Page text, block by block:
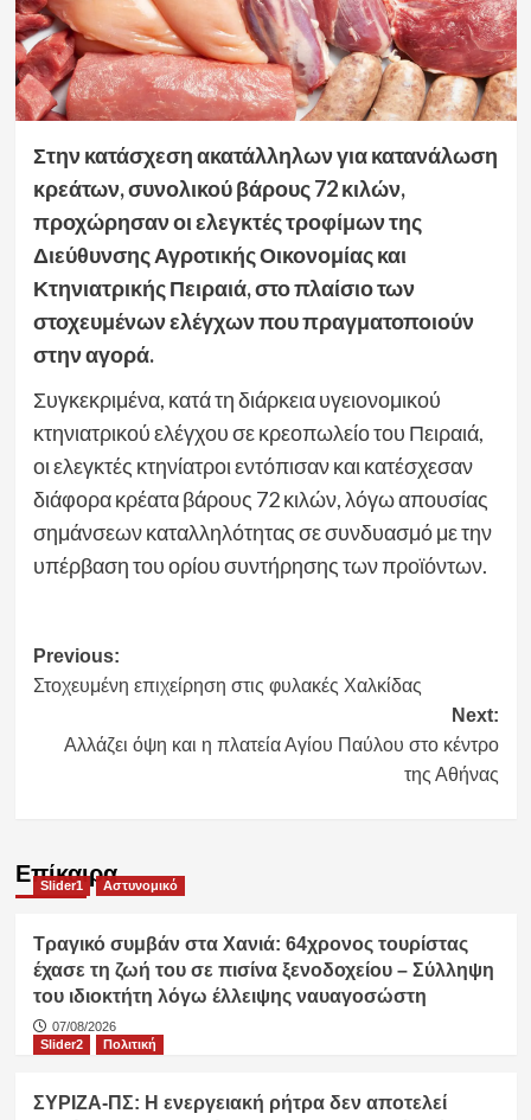
Στην κατάσχεση ακατάλληλων για κατανάλωση
κρεάτων, συνολικού βάρους 72 κιλών,
προχώρησαν οι ελεγκτές τροφίμων της
Διεύθυνσης Αγροτικής Οικονομίας και
Κτηνιατρικής Πειραιά, στο πλαίσιο των
στοχευμένων ελέγχων που πραγματοποιούν
στην αγορά.
Συγκεκριμένα, κατά τη διάρκεια υγειονομικού
κτηνιατρικού ελέγχου σε κρεοπωλείο του Πειραιά,
οι ελεγκτές κτηνίατροι εντόπισαν και κατέσχεσαν
διάφορα κρέατα βάρους 72 κιλών, λόγω απουσίας
σημάνσεων καταλληλότητας σε συνδυασμό με την
υπέρβαση του ορίου συντήρησης των προϊόντων.
Post
navigation
Previous:
Στοχευμένη επιχείρηση στις φυλακές Χαλκίδας
Next:
Αλλάζει όψη και η πλατεία Αγίου Παύλου στο κέντρο
της Αθήνας
Επίκαιρα
Slider1 Αστυνομικό
Τραγικό συμβάν στα Χανιά: 64χρονος τουρίστας
έχασε τη ζωή του σε πισίνα ξενοδοχείου – Σύλληψη
του ιδιοκτήτη λόγω έλλειψης ναυαγοσώστη
07/08/2026
Slider2
Πολιτική
ΣΥΡΙΖΑ-ΠΣ: Η ενεργειακή ρήτρα δεν αποτελεί